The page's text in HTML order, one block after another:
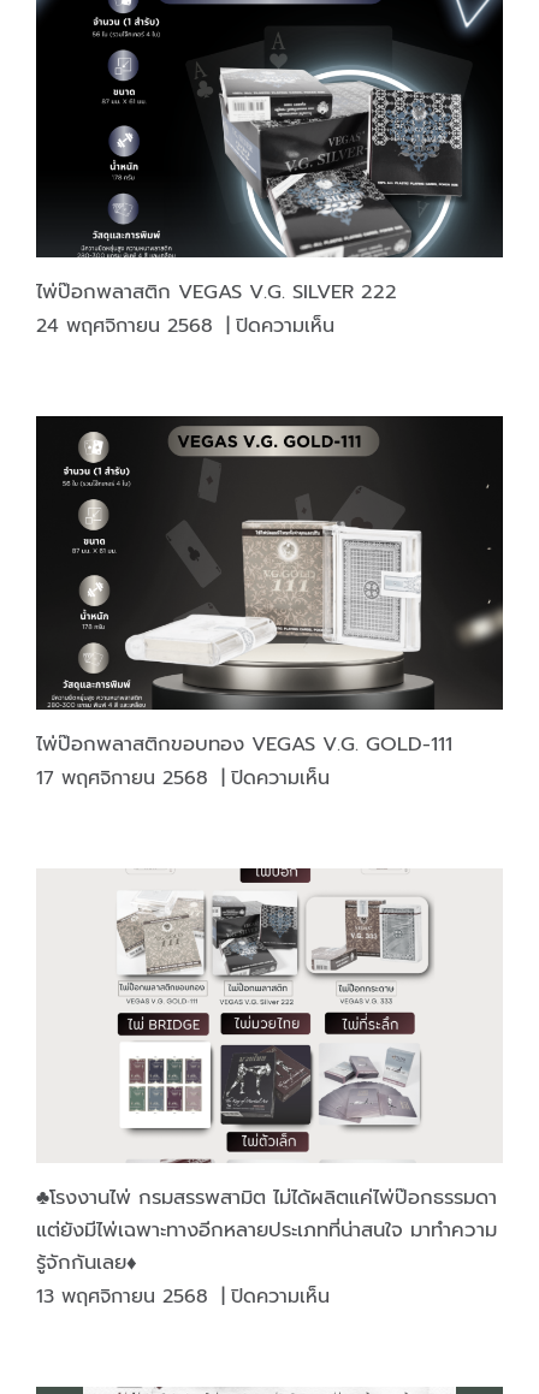
ไพ่ป๊อกพลาสติก VEGAS V.G. SILVER 222
24 พฤศจิกายน 2568 | ปิดความเห็นบน
VEGAS
V.G.
222
ไพ่ป๊อกพลาสติกขอบทอง VEGAS V.G. GOLD-111
17 พฤศจิกายน 2568 ปิดความเห็นบน
ขอบ
ทอง
VEGAS
V.G.
GOLD-
111
♣️โรงงานไพ่ กรมสรรพสามิต ไม่ได้ผลิตแค่ไพ่ป๊อกธรรมดา
แต่ยังมีไพ่เฉพาะทางอีกหลายประเภทที่น่าสนใจ มาทำความ
รู้จักกันเลย♦️
13 พฤศจิกายน 2568 | ปิดความเห็นบน